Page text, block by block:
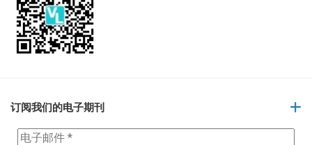
订阅我们的电子期刊